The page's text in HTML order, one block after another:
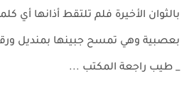
بالثوان الأخيرة فلم تلتقط أذانها أي
بعصبية وهي تمسح جبينها بمنديل
_ طيب راجعة المكتب ...